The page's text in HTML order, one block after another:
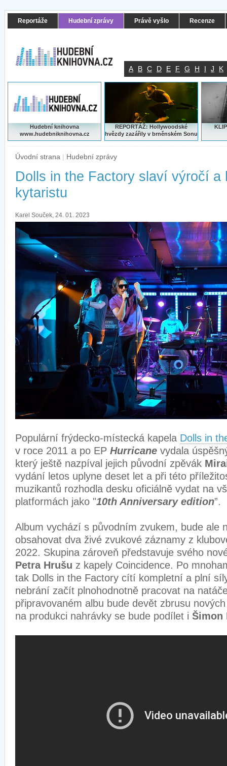
Reportáže Hudební zprávy Právě vyšlo Recenze
A B C D E F G H I J K
Hudební knihovna
www.hudebniknihovna.cz
REPORTÁŽ: Hollywoodské
hvězdy zazářily v brněnském Sonu
Úvodní strana | Hudební zprávy
Dolls in the Factory slaví výročí a
kytaristu
Karel Souček, 24. 01. 2023
Populární frýdecko-místecká kapela Dolls in
v roce 2011 a po EP Hurricane vydala
který ještě nazpíval jejich původní zpěvák
vydání letos uplyne deset let a při této
muzikantů rozhodla desku oficiálně vydat na
platformách jako "10th Anniversary edition”.
Album vychází s původním zvukem, bude ale
obsahovat dva živé zvukové záznamy z
2022. Skupina zároveň představuje svého
Petra Hrušu z kapely Coincidence. Po
tak Dolls in the Factory cítí kompletní a plní
nebrání začít plnohodnotně pracovat na
připravovaném albu bude devět zbrusu
na produkci nahrávky se bude podílet i Šimon